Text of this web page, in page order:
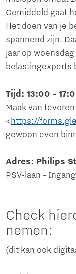
Gemiddeld gaat
Het doen van je
spannend zijn.
jaar op
belastingexperts
Tijd: 13:00 -
Maak van
<https://
gewoon even
Adres: Philips
PSV-laan -
Check
nemen:
(dit kan ook